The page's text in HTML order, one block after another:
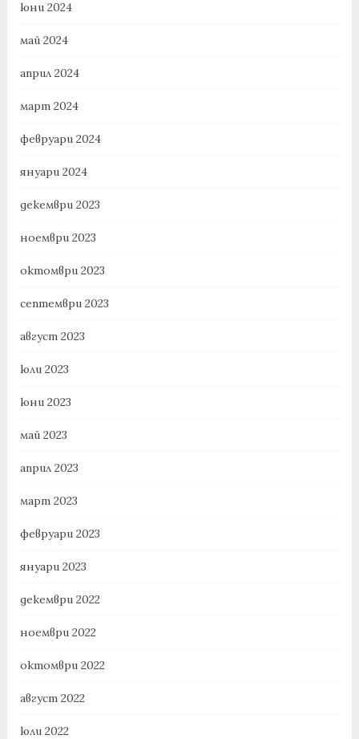
юни 2024
май 2024
април 2024
март 2024
февруари 2024
януари 2024
декември 2023
ноември 2023
октомври 2023
септември 2023
август 2023
юли 2023
юни 2023
май 2023
април 2023
март 2023
февруари 2023
януари 2023
декември 2022
ноември 2022
октомври 2022
август 2022
юли 2022